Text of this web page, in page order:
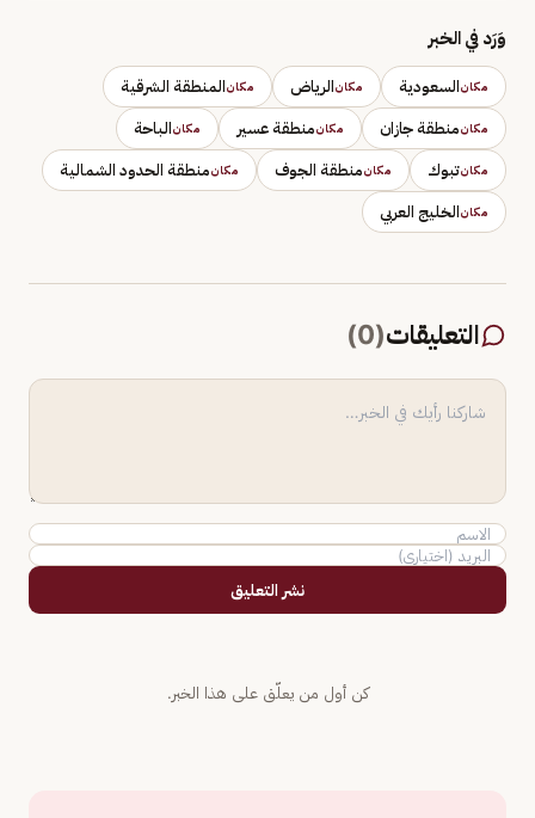
وَرَد في الخبر
مكانالسعودية مكانالرياض مكانالمنطقة الشرقية
مكانمنطقة جازان مكانمنطقة عسير مكانالباحة
مكانتبوك مكانمنطقة الجوف مكانمنطقة الحدود الشمالية
مكانالخليج العربي
التعليقات(
0
)
نشر التعليق
كن أول من يعلّق على هذا الخبر.